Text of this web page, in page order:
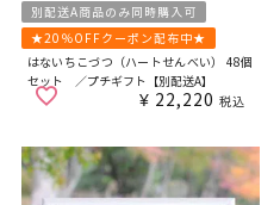
別配送A商品のみ同時購入可
★20％OFFクーポン配布中★
はないちこづつ（ハートせんべい） 48個
セット ／プチギフト【別配送A】
¥ 22,220 税込